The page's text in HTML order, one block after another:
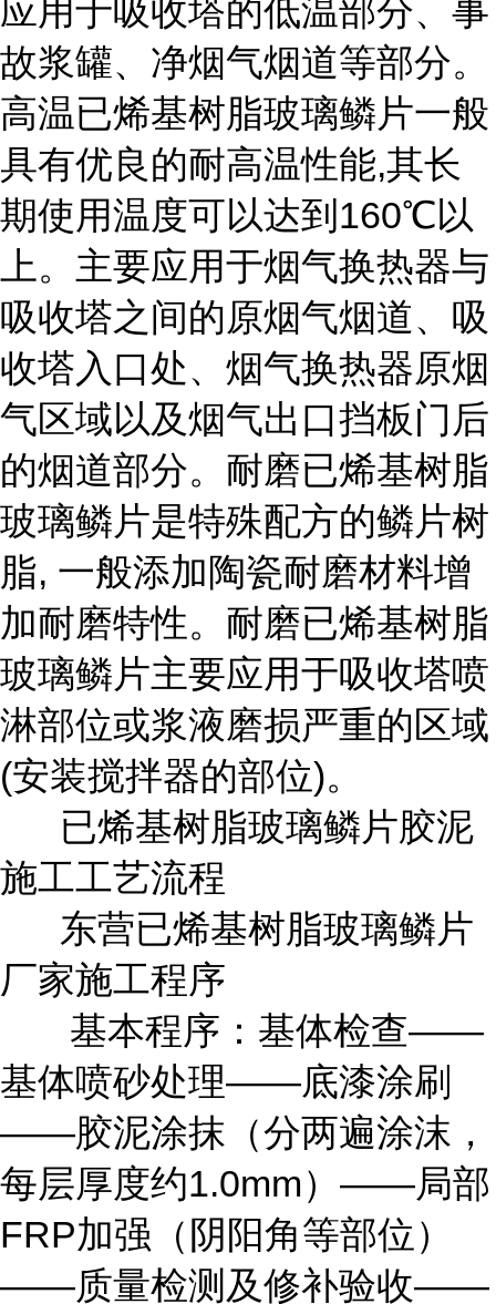
应用于吸收塔的低温部分、事
故浆罐、净烟气烟道等部分。
高温已烯基树脂玻璃鳞片一般
具有优良的耐高温性能,其长
期使用温度可以达到160℃以
上。主要应用于烟气换热器与
吸收塔之间的原烟气烟道、吸
收塔入口处、烟气换热器原烟
气区域以及烟气出口挡板门后
的烟道部分。耐磨已烯基树脂
玻璃鳞片是特殊配方的鳞片树
脂, 一般添加陶瓷耐磨材料增
加耐磨特性。耐磨已烯基树脂
玻璃鳞片主要应用于吸收塔喷
淋部位或浆液磨损严重的区域
(安装搅拌器的部位)。
已烯基树脂玻璃鳞片胶泥
施工工艺流程
东营已烯基树脂玻璃鳞片
厂家施工程序
基本程序：基体检查——
基体喷砂处理——底漆涂刷
——胶泥涂抹（分两遍涂沫，
每层厚度约1.0mm）——局部
FRP加强（阴阳角等部位）
——质量检测及修补验收——